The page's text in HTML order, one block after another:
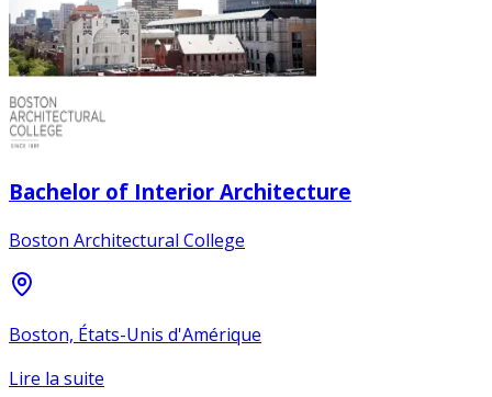
Bachelor of Interior Architecture
Boston Architectural College
Boston, États-Unis d'Amérique
Lire la suite